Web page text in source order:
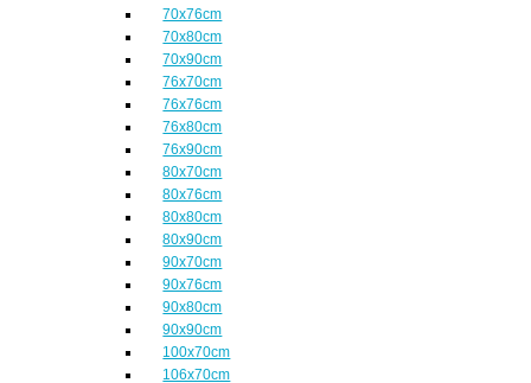
70x76cm
70x80cm
70x90cm
76x70cm
76x76cm
76x80cm
76x90cm
80x70cm
80x76cm
80x80cm
80x90cm
90x70cm
90x76cm
90x80cm
90x90cm
100x70cm
106x70cm